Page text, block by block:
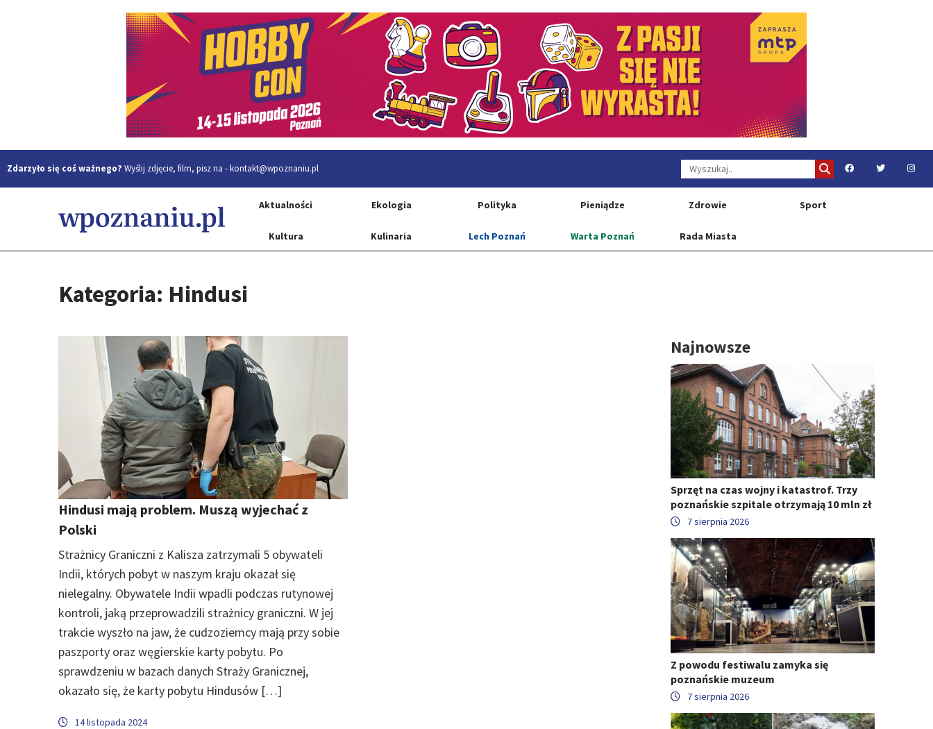
Zdarzyło się coś ważnego? Wyślij zdjęcie, film, pisz na -kontakt@wpoznaniu.pl
Aktualności Ekologia Polityka Pieniądze Zdrowie Sport
Kultura Kulinaria Lech Poznań Warta Poznań Rada Miasta
Kategoria: Hindusi
Hindusi mają problem. Muszą wyjechać z
Polski
Strażnicy Graniczni z Kalisza zatrzymali 5 obywateli
Indii, których pobyt w naszym kraju okazał się
nielegalny. Obywatele Indii wpadli podczas rutynowej
kontroli, jaką przeprowadzili strażnicy graniczni. W jej
trakcie wyszło na jaw, że cudzoziemcy mają przy sobie
paszporty oraz węgierskie karty pobytu. Po
sprawdzeniu w bazach danych Straży Granicznej,
okazało się, że karty pobytu Hindusów […]
14 listopada 2024
Najnowsze
Sprzęt na czas wojny i katastrof. Trzy
poznańskie szpitale otrzymają 10 mln zł
7 sierpnia 2026
Z powodu festiwalu zamyka się
poznańskie muzeum
7 sierpnia 2026